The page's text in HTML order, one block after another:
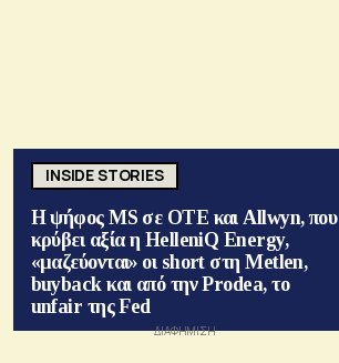
INSIDE STORIES
Η ψήφος MS σε ΟΤΕ και Allwyn, που
κρύβει αξία η HelleniQ Energy,
«μαζεύονται» οι short στη Metlen,
buyback και από την Prodea, το
unfair της Fed